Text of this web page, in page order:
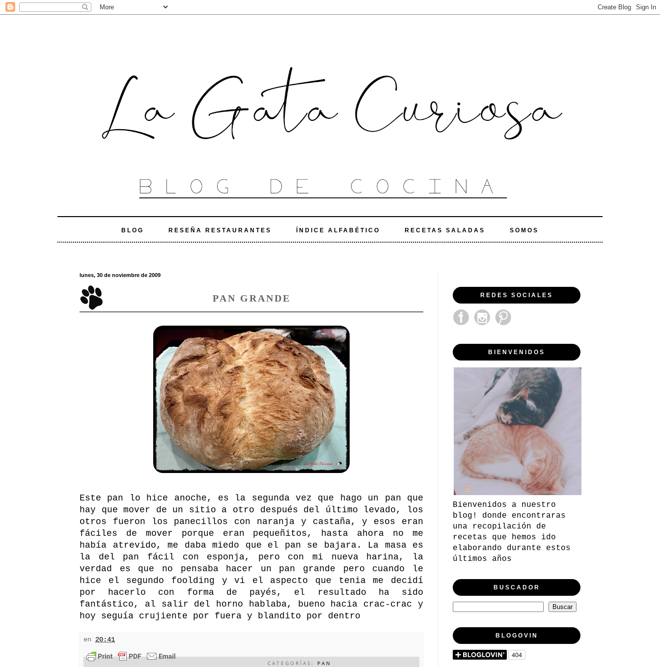
BLOG RESEÑA RESTAURANTES ÍNDICE ALFABÉTICO RECETAS SALADAS SOMOS
lunes, 30 de noviembre de 2009
PAN GRANDE
Este pan lo hice anoche, es la segunda vez que hago un pan que
hay que mover de un sitio a otro después del último levado, los
otros fueron los panecillos con naranja y castaña, y esos eran
fáciles de mover porque eran pequeñitos, hasta ahora no me
había atrevido, me daba miedo que el pan se bajara. La masa es
la del pan fácil con esponja, pero con mi nueva harina, la
verdad es que no pensaba hacer un pan grande pero cuando le
hice el segundo foolding y vi el aspecto que tenia me decidí
por hacerlo con forma de payés, el resultado ha sido
fantástico, al salir del horno hablaba, bueno hacia crac-crac y
hoy seguía crujiente por fuera y blandito por dentro
en 20:41
CATEGORÍAS: PAN
REDES SOCIALES
BIENVENIDOS
Bienvenidos a nuestro
blog! donde encontraras
una recopilación de
recetas que hemos ido
elaborando durante estos
últimos años
BUSCADOR
BLOGOVIN